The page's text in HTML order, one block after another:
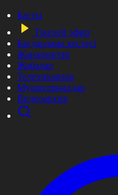
Басты
Тікелей эфир
Бағдарлама кестесі
Жаңалықтар
Жобалар
Телехикаялар
Мультсериалдар
Видеоархив